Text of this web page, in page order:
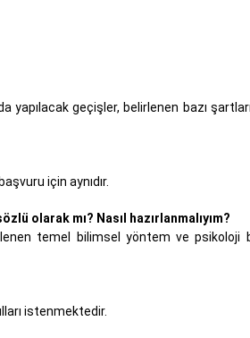
geçişler, belirlenen bazı
için aynıdır.
olarak mı? Nasıl hazırlanmalıyım?
temel bilimsel yöntem ve psikoloji
istenmektedir.